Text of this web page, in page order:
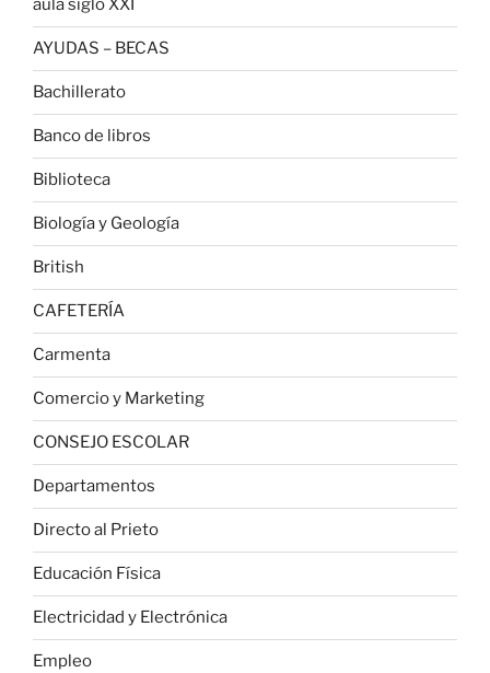
aula siglo XXI
AYUDAS – BECAS
Bachillerato
Banco de libros
Biblioteca
Biología y Geología
British
CAFETERÍA
Carmenta
Comercio y Marketing
CONSEJO ESCOLAR
Departamentos
Directo al Prieto
Educación Física
Electricidad y Electrónica
Empleo